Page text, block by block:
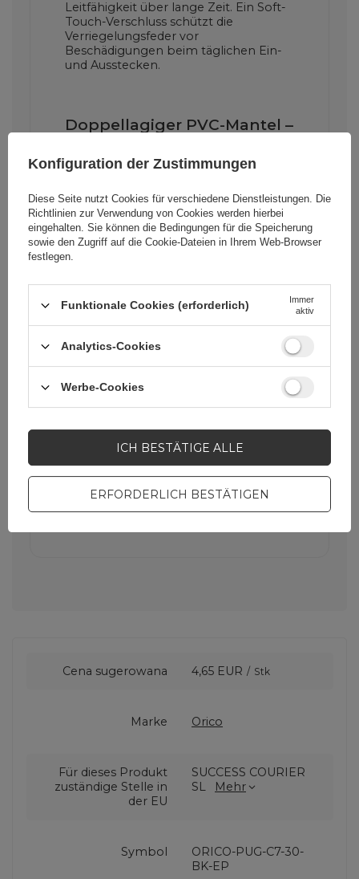
Leitfähigkeit über lange Zeit. Ein Soft-
Touch-Verschluss schützt die
Verriegelungsfeder vor
Beschädigungen beim täglichen Ein-
und Ausstecken.
Doppellagiger PVC-Mantel –
Außenbereich
Schicht bietet Beständigkeit gegen
Wasser, UV-Strahlung, mechanische
Belastung und niedrige Temperaturen.
Das Kabel kann bedenkenlos an
Wänden, durch Bodenöffnungen oder
einsatzbereit mit jedem
Anschluss verfügen – Computer,
Router, Netzwerk-Switches, Smart-TVs,
anschließen und loslegen – keine
Treiber oder Konfiguration
erforderlich.
Cena sugerowana 4,65 EUR / Stk
Marke Orico
Für dieses Produkt
zuständige Stelle in
der EU
SUCCESS COURIER
SL
Mehr
Symbol
ORICO-PUG-C7-30-
BK-EP
Konfiguration der Zustimmungen
Diese Seite nutzt Cookies für verschiedene Dienstleistungen. Die
Richtlinien zur Verwendung von Cookies werden hierbei
eingehalten. Sie können die Bedingungen für die Speicherung
sowie den Zugriff auf die Cookie-Dateien in Ihrem Web-Browser
festlegen.
Funktionale Cookies (erforderlich)
Immer
aktiv
Analytics-Cookies
Werbe-Cookies
ERFORDERLICH BESTÄTIGEN
ICH BESTÄTIGE ALLE